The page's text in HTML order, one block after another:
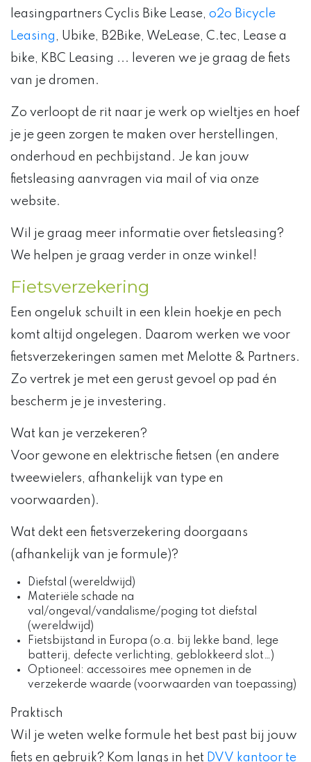
leasingpartners Cyclis Bike Lease, o2o Bicycle
Leasing , Ubike, B2Bike, WeLease, C.tec, Lease a
bike, KBC Leasing ... leveren we je graag de fiets
van je dromen.
Zo verloopt de rit naar je werk op wieltjes en hoef
je je geen zorgen te maken over herstellingen,
onderhoud en pechbijstand. Je kan jouw
fietsleasing aanvragen via mail of via onze
website.
Wil je graag meer informatie over fietsleasing?
We helpen je graag verder in onze winkel!
Fietsverzekering
Een ongeluk schuilt in een klein hoekje en pech
komt altijd ongelegen. Daarom werken we voor
fietsverzekeringen samen met Melotte & Partners.
Zo vertrek je met een gerust gevoel op pad én
bescherm je je investering.
Wat kan je verzekeren?
Voor gewone en elektrische fietsen (en andere
tweewielers, afhankelijk van type en
voorwaarden).
Wat dekt een fietsverzekering doorgaans
(afhankelijk van je formule)?
Diefstal (wereldwijd)
Materiële schade na
val/ongeval/vandalisme/poging tot diefstal
(wereldwijd)
Fietsbijstand in Europa (o.a. bij lekke band, lege
batterij, defecte verlichting, geblokkeerd slot…)
Optioneel: accessoires mee opnemen in de
verzekerde waarde (voorwaarden van toepassing)
Praktisch
Wil je weten welke formule het best past bij jouw
fiets en gebruik? Kom langs in het DVV kantoor te